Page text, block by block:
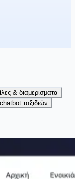
& διαμερίσματα
ταξιδιών